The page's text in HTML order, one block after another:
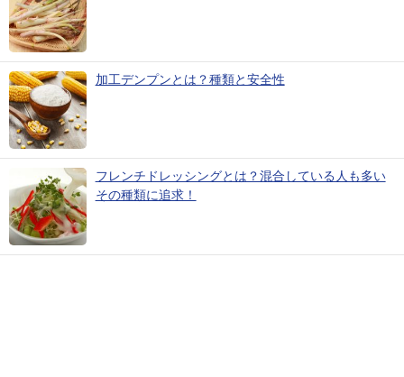
加工デンプンとは？種類と安全性
フレンチドレッシングとは？混合している人も多い
その種類に追求！